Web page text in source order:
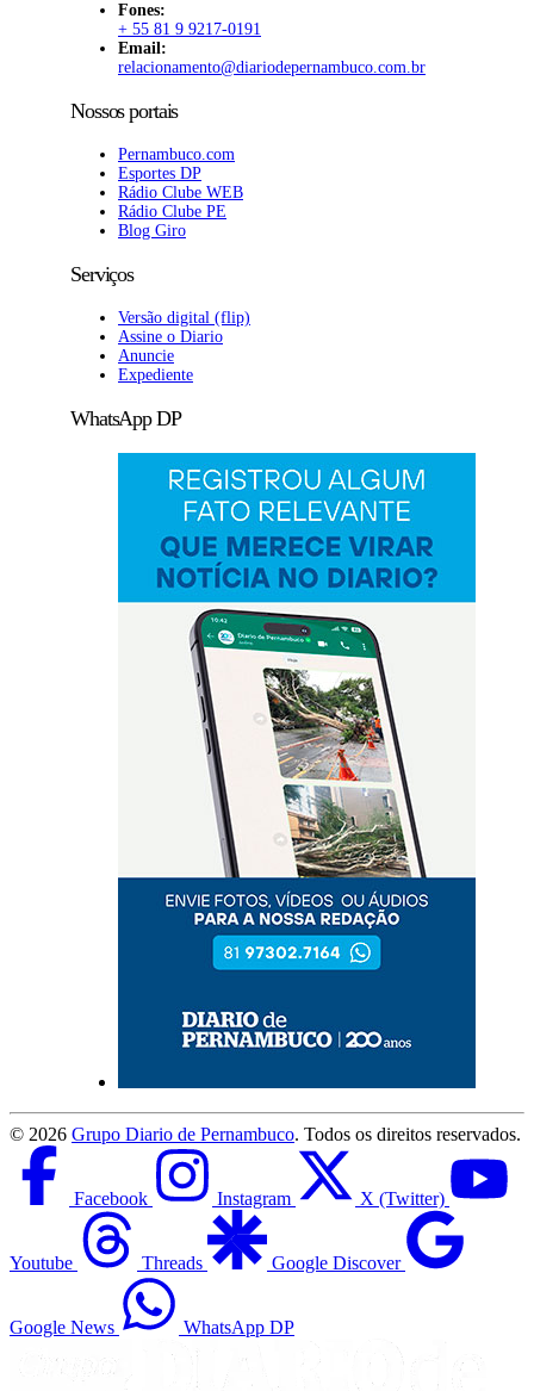
Fones:
+ 55 81 9 9217-0191
Email:
relacionamento@diariodepernambuco.com.br
Nossos portais
Pernambuco.com
Esportes DP
Rádio Clube WEB
Rádio Clube PE
Blog Giro
Serviços
Versão digital (flip)
Assine o Diario
Anuncie
Expediente
WhatsApp DP
© 2026 Grupo Diario de Pernambuco. Todos os direitos reservados.
Facebook Instagram X (Twitter)
Youtube Threads Google Discover
Google News WhatsApp DP